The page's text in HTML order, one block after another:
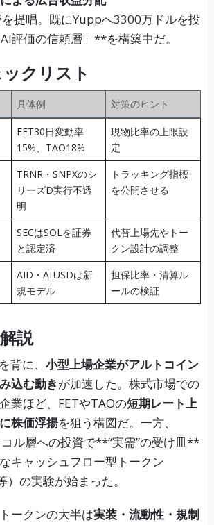
提唱。既にYuppへ3300万ドルを投
評価の信頼層」**を構築中だ。
クリスト
具体例 対策のヒント
FET30日変動率
15%、TAO18%
現物比率の上限設
定
TRNR・SNPXのシ
リーズD実行不透
明
トラッキング指標
を公開させる
SECはSOLを証券
と認定済
代替上場先やトー
クン設計の調整
AID・AI USDは新
規モデル
担保比率・清算ル
ールの検証
説
背に、 小型上場企業がアルトコイン
込む動きが加速した。株式市場での
業ほど、FETやTAOの短期レート上
株価浮揚を狙う構図だ。一方、
ル層への投資で**“実需”の受け皿**
キャッシュフロー型トークン
）の実験が始まった。
ークンの大半は実装・流動性・規制